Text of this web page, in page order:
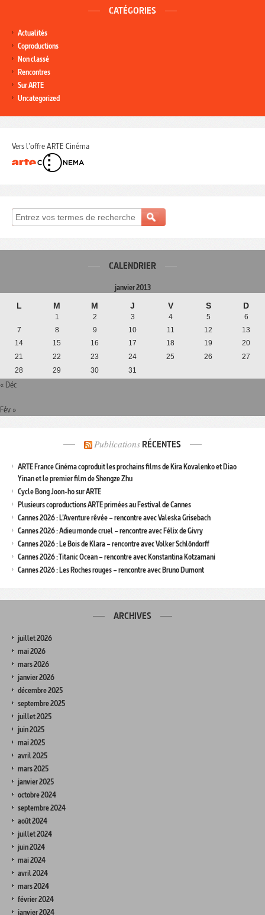
CATÉGORIES
Actualités
Coproductions
Non classé
Rencontres
Sur ARTE
Uncategorized
Vers l'offre ARTE Cinéma
CALENDRIER
janvier 2013
L M M J V S D
1 2 3 4 5
6
7
8 9 10 11 12
13
14
15 16 17 18 19
20
21
22 23 24 25 26
27
28
29 30 31
« Déc
Fév »
Publications RÉCENTES
ARTE France Cinéma coproduit les prochains films de Kira Kovalenko et Diao
Yinan et le premier film de Shengze Zhu
Cycle Bong Joon-ho sur ARTE
Plusieurs coproductions ARTE primées au Festival de Cannes
Cannes 2026 : L’Aventure rêvée – rencontre avec Valeska Grisebach
Cannes 2026 : Adieu monde cruel – rencontre avec Félix de Givry
Cannes 2026 : Le Bois de Klara – rencontre avec Volker Schlöndorff
Cannes 2026 : Titanic Ocean – rencontre avec Konstantina Kotzamani
Cannes 2026 : Les Roches rouges – rencontre avec Bruno Dumont
ARCHIVES
juillet 2026
mai 2026
mars 2026
janvier 2026
décembre 2025
septembre 2025
juillet 2025
juin 2025
mai 2025
avril 2025
mars 2025
janvier 2025
octobre 2024
septembre 2024
août 2024
juillet 2024
juin 2024
mai 2024
avril 2024
mars 2024
février 2024
janvier 2024